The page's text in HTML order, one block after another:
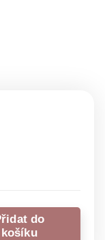
do
košíku